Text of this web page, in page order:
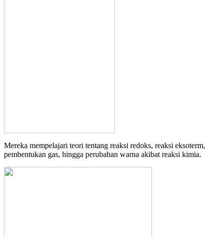
Mereka mempelajari teori tentang reaksi redoks, reaksi eksoterm,
pembentukan gas, hingga perubahan warna akibat reaksi kimia.